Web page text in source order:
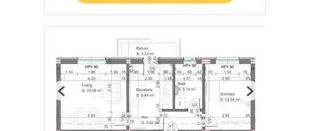
Previous Next